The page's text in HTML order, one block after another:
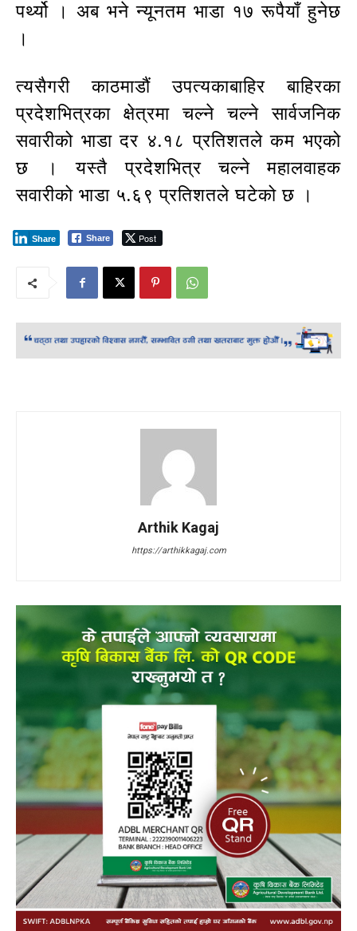
पर्थ्यो । अब भने न्यूनतम भाडा १७ रूपैयाँ हुनेछ
।
त्यसैगरी काठमाडौं उपत्यकाबाहिर बाहिरका
प्रदेशभित्रका क्षेत्रमा चल्ने चल्ने सार्वजनिक
सवारीको भाडा दर ४.१८ प्रतिशतले कम भएको
छ । यस्तै प्रदेशभित्र चल्ने महालवाहक
सवारीको भाडा ५.६९ प्रतिशतले घटेको छ ।
Share Post
Share
Arthik Kagaj
https://arthikkagaj.com